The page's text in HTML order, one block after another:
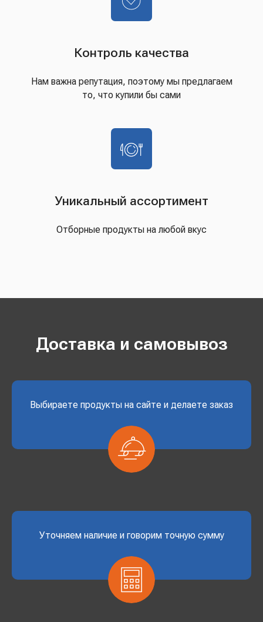
Контроль качества
Нам важна репутация, поэтому мы предлагаем
то, что купили бы сами
Уникальный ассортимент
Отборные продукты на любой вкус
Доставка и самовывоз
Выбираете продукты на сайте и делаете заказ
Уточняем наличие и говорим точную сумму